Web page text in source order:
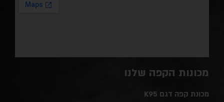
מכונות הקפה שלנו
מכונת קפה דגם K95